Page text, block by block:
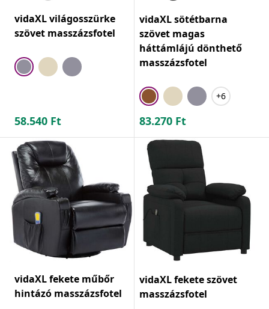
vidaXL világosszürke
szövet masszázsfotel
58.540 Ft
vidaXL sötétbarna
szövet magas
háttámlájú dönthető
masszázsfotel
+6
83.270 Ft
vidaXL fekete műbőr
hintázó masszázsfotel
vidaXL fekete szövet
masszázsfotel